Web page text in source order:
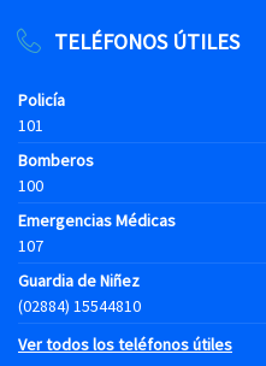
TELÉFONOS ÚTILES
Policía
101
Bomberos
100
Emergencias Médicas
107
Guardia de Niñez
(02884) 15544810
Ver todos los teléfonos útiles